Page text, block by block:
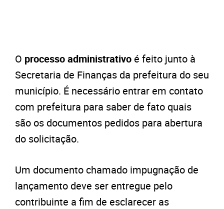
O processo administrativo é feito junto à
Secretaria de Finanças da prefeitura do seu
município. É necessário entrar em contato
com prefeitura para saber de fato quais
são os documentos pedidos para abertura
do solicitação.
Um documento chamado impugnação de
lançamento deve ser entregue pelo
contribuinte a fim de esclarecer as